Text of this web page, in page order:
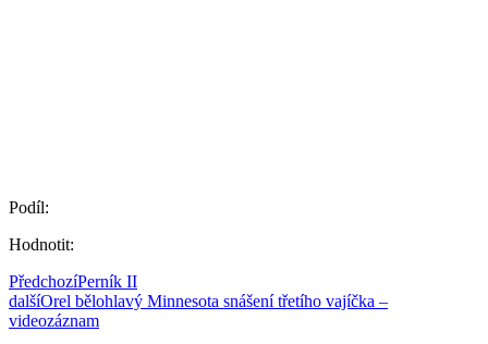
Podíl:
Hodnotit:
PředchozíPerník II
dalšíOrel bělohlavý Minnesota snášení třetího vajíčka –
videozáznam